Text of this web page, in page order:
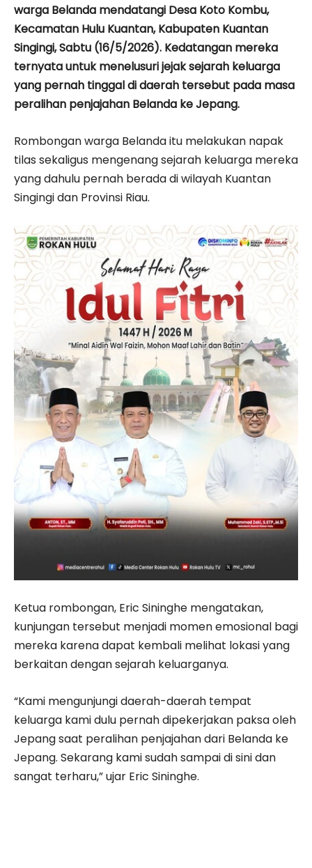
warga Belanda mendatangi Desa Koto Kombu,
Kecamatan Hulu Kuantan, Kabupaten Kuantan
Singingi, Sabtu (16/5/2026). Kedatangan mereka
ternyata untuk menelusuri jejak sejarah keluarga
yang pernah tinggal di daerah tersebut pada masa
peralihan penjajahan Belanda ke Jepang.
Rombongan warga Belanda itu melakukan napak
tilas sekaligus mengenang sejarah keluarga mereka
yang dahulu pernah berada di wilayah Kuantan
Singingi dan Provinsi Riau.
Ketua rombongan, Eric Sininghe mengatakan,
kunjungan tersebut menjadi momen emosional bagi
mereka karena dapat kembali melihat lokasi yang
berkaitan dengan sejarah keluarganya.
“Kami mengunjungi daerah-daerah tempat
keluarga kami dulu pernah dipekerjakan paksa oleh
Jepang saat peralihan penjajahan dari Belanda ke
Jepang. Sekarang kami sudah sampai di sini dan
sangat terharu,” ujar Eric Sininghe.